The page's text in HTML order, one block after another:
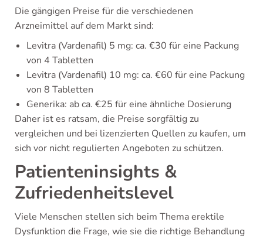
Die gängigen Preise für die verschiedenen
Arzneimittel auf dem Markt sind:
Levitra (Vardenafil) 5 mg: ca. €30 für eine Packung
von 4 Tabletten
Levitra (Vardenafil) 10 mg: ca. €60 für eine Packung
von 8 Tabletten
Generika: ab ca. €25 für eine ähnliche Dosierung
Daher ist es ratsam, die Preise sorgfältig zu
vergleichen und bei lizenzierten Quellen zu kaufen, um
sich vor nicht regulierten Angeboten zu schützen.
Patienteninsights &
Zufriedenheitslevel
Viele Menschen stellen sich beim Thema erektile
Dysfunktion die Frage, wie sie die richtige Behandlung